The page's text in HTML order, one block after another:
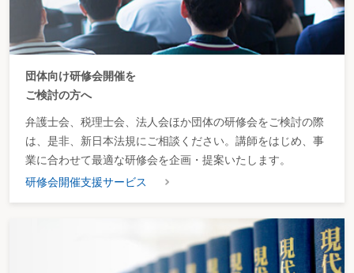
団体向け研修会開催を
ご検討の方へ
弁護士会、税理士会、法人会ほか団体の研修会をご検討の際
は、是非、新日本法規にご相談ください。講師をはじめ、事
業に合わせて最適な研修会を企画・提案いたします。
研修会開催支援サービス